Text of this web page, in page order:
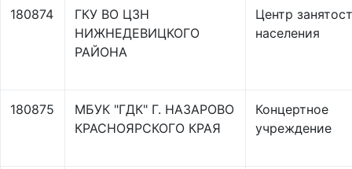
180874
ГКУ ВО ЦЗН
НИЖНЕДЕВИЦКОГО
РАЙОНА
Центр
населения
180875
МБУК "ГДК" Г. НАЗАРОВО
КРАСНОЯРСКОГО КРАЯ
Концертное
учреждение